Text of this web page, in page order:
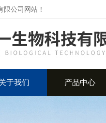
公司网站！
于我们 产品中心